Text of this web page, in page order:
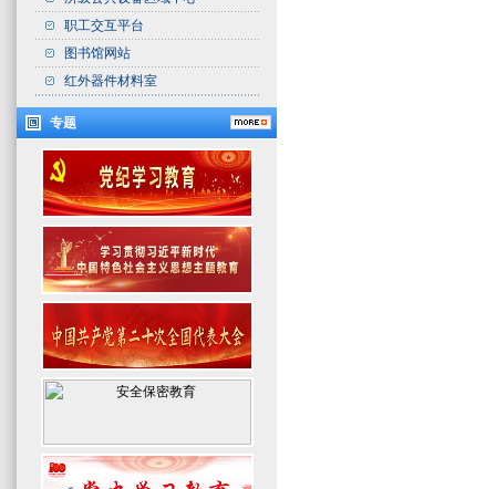
职工交互平台
图书馆网站
红外器件材料室
专题